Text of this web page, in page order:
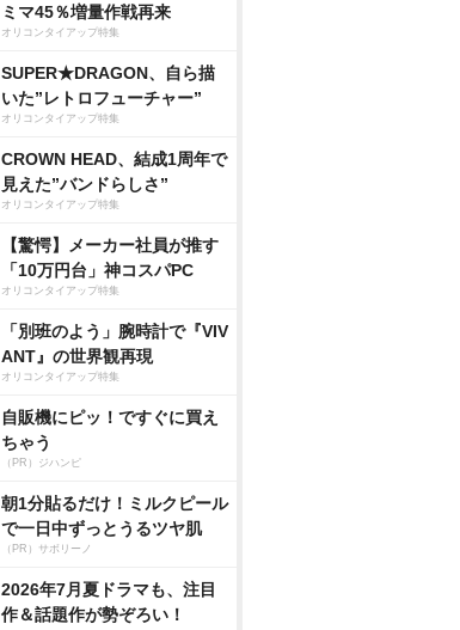
ミマ45％増量作戦再来
オリコンタイアップ特集
SUPER★DRAGON、自ら描
いた”レトロフューチャー”
オリコンタイアップ特集
CROWN HEAD、結成1周年で
見えた”バンドらしさ”
オリコンタイアップ特集
【驚愕】メーカー社員が推す
「10万円台」神コスパPC
オリコンタイアップ特集
「別班のよう」腕時計で『VIV
ANT』の世界観再現
オリコンタイアップ特集
自販機にピッ！ですぐに買え
ちゃう
（PR）ジハンピ
朝1分貼るだけ！ミルクピール
で一日中ずっとうるツヤ肌
（PR）サボリーノ
2026年7月夏ドラマも、注目
作＆話題作が勢ぞろい！